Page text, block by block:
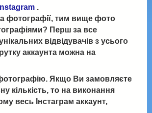
.
фотографії, тим вище фото
Перш за все
відвідувачів з усього
аккаунта можна на
Якщо Ви замовляєте
кількість, то на виконання
весь Інстаграм аккаунт,